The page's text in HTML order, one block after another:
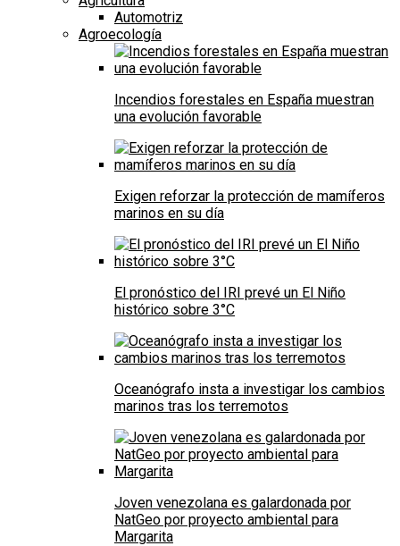
Automotriz
Agroecología
Incendios forestales en España muestran
una evolución favorable
Exigen reforzar la protección de mamíferos
marinos en su día
El pronóstico del IRI prevé un El Niño
histórico sobre 3°C
Oceanógrafo insta a investigar los cambios
marinos tras los terremotos
Joven venezolana es galardonada por
NatGeo por proyecto ambiental para
Margarita